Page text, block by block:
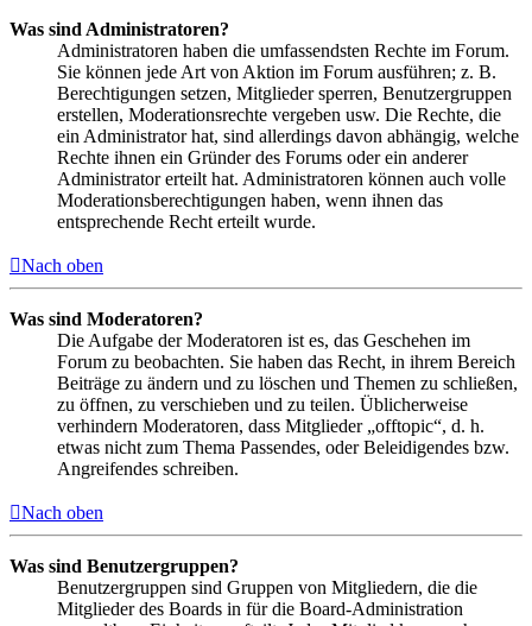
Was sind Administratoren?
Administratoren haben die umfassendsten Rechte im Forum.
Sie können jede Art von Aktion im Forum ausführen; z. B.
Berechtigungen setzen, Mitglieder sperren, Benutzergruppen
erstellen, Moderationsrechte vergeben usw. Die Rechte, die
ein Administrator hat, sind allerdings davon abhängig, welche
Rechte ihnen ein Gründer des Forums oder ein anderer
Administrator erteilt hat. Administratoren können auch volle
Moderationsberechtigungen haben, wenn ihnen das
entsprechende Recht erteilt wurde.
Nach oben
Was sind Moderatoren?
Die Aufgabe der Moderatoren ist es, das Geschehen im
Forum zu beobachten. Sie haben das Recht, in ihrem Bereich
Beiträge zu ändern und zu löschen und Themen zu schließen,
zu öffnen, zu verschieben und zu teilen. Üblicherweise
verhindern Moderatoren, dass Mitglieder „offtopic“, d. h.
etwas nicht zum Thema Passendes, oder Beleidigendes bzw.
Angreifendes schreiben.
Nach oben
Was sind Benutzergruppen?
Benutzergruppen sind Gruppen von Mitgliedern, die die
Mitglieder des Boards in für die Board-Administration